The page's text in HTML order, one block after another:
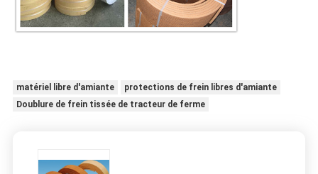
matériel libre d'amiante
protections de frein libres d'amiante
Doublure de frein tissée de tracteur de ferme